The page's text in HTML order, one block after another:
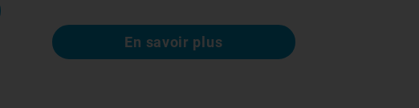
En savoir plus